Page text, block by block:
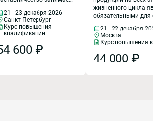
систему
из наиболее
обучения
С 1 марта
г. в ТК РФ начала
21 - 23 декабря 2026
Санкт-Петербург
Курс повышения
квалификации
600 ₽
применения
выполнении
жизненного цикла
обязательными для
государственного
заказа, поскольку
соответствие
установленным
21 - 22 декабря
Москва
Курс повышения
44 000 ₽